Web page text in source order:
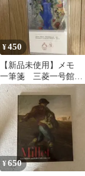
¥450
【新品未使用】メモ
一筆箋 三菱一号館美
術館 ノベルティ
¥650